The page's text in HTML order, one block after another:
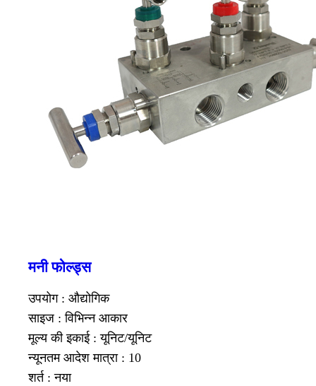
मनी फोल्ड्स
उपयोग : औद्योगिक
साइज : विभिन्न आकार
मूल्य की इकाई : यूनिट/यूनिट
न्यूनतम आदेश मात्रा : 10
शर्त : नया